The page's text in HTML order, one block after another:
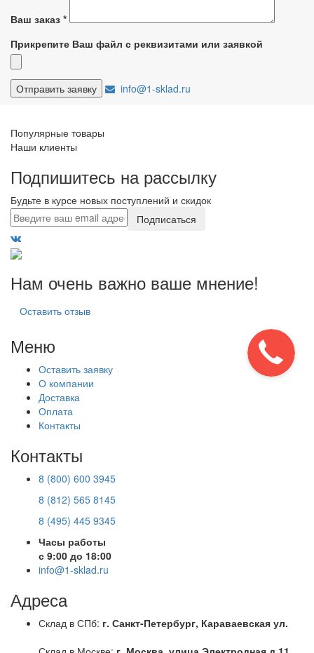
Ваш заказ *
Прикрепите Ваш файл с реквизитами или заявкой
info@1-sklad.ru
Популярные товары
Наши клиенты
Подпишитесь на рассылку
Будьте в курсе новых поступлений и скидок
Подписаться
Нам очень важно ваше мнение!
Оставить отзыв
Меню
Оставить заявку
О компании
Доставка
Оплата
Контакты
Контакты
8 (800) 600 3945
8 (812) 565 8145
8 (495) 445 9345
Часы работы
с 9:00 до 18:00
info@1-sklad.ru
Адреса
Склад в СПб: г. Санкт-Петербург, Караваевская ул.